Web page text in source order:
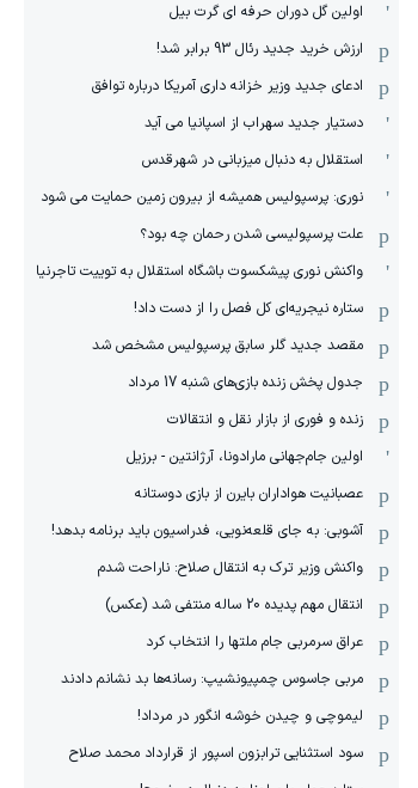
اولین گل دوران حرفه ای گرت بیل
ارزش خرید جدید رئال 93 برابر شد!
ادعای جدید وزیر خزانه داری آمریکا درباره توافق
دستیار جدید سهراب از اسپانیا می آید
استقلال به دنبال میزبانی در شهرقدس
نوری: پرسپولیس همیشه از بیرون زمین حمایت می شود
علت پرسپولیسی شدن رحمان چه بود؟
واکنش نوری پیشکسوت باشگاه استقلال به توییت تاجرنیا
ستاره نیجریه‌ای کل فصل را از دست داد!
مقصد جدید گلر سابق پرسپولیس مشخص شد
جدول پخش زنده بازی‌های شنبه 17 مرداد
زنده و فوری از بازار نقل و انتقالات
اولین جام‌جهانی مارادونا، آرژانتین - برزیل
عصبانیت هواداران بایرن از بازی دوستانه
آشوبی: به جای قلعه‌نویی، فدراسیون باید برنامه بدهد!
واکنش وزیر ترک به انتقال صلاح: ناراحت شدم
انتقال مهم پدیده 20 ساله منتفی شد (عکس)
عراق سرمربی جام ملتها را انتخاب کرد
مربی جاسوس چمپیونشیپ: رسانه‌ها بد نشانم دادند
لیموچی و چیدن خوشه انگور در مرداد!
سود استثنایی ترابزون اسپور از قرارداد محمد صلاح